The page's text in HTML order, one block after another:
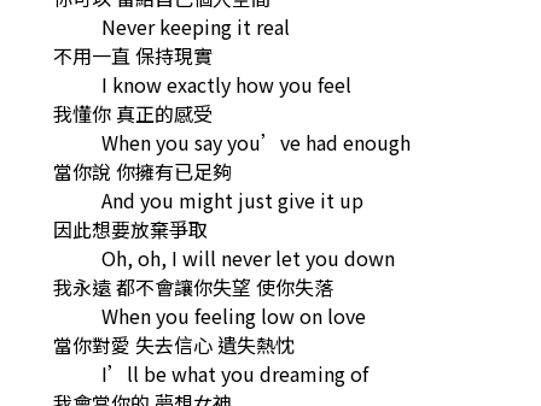
Never keeping it real
不用一直 保持現實
I know exactly how you feel
我懂你 真正的感受
When you say you’ve had enough
當你說 你擁有已足夠
And you might just give it up
因此想要放棄爭取
Oh, oh, I will never let you down
我永遠 都不會讓你失望 使你失落
When you feeling low on love
當你對愛 失去信心 遺失熱忱
I’ll be what you dreaming of